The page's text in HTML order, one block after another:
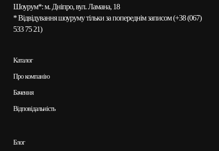
Шоурум*:м. Дніпро, вул. Ламана, 18
* Відвідування шоуруму тільки за попереднім записом (+38 (067)
533 75 21)
Каталог
Про компанію
Бачення
Відповідальність
Блог